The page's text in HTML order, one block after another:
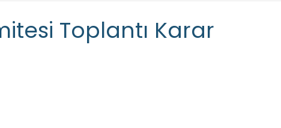
Toplantı Karar